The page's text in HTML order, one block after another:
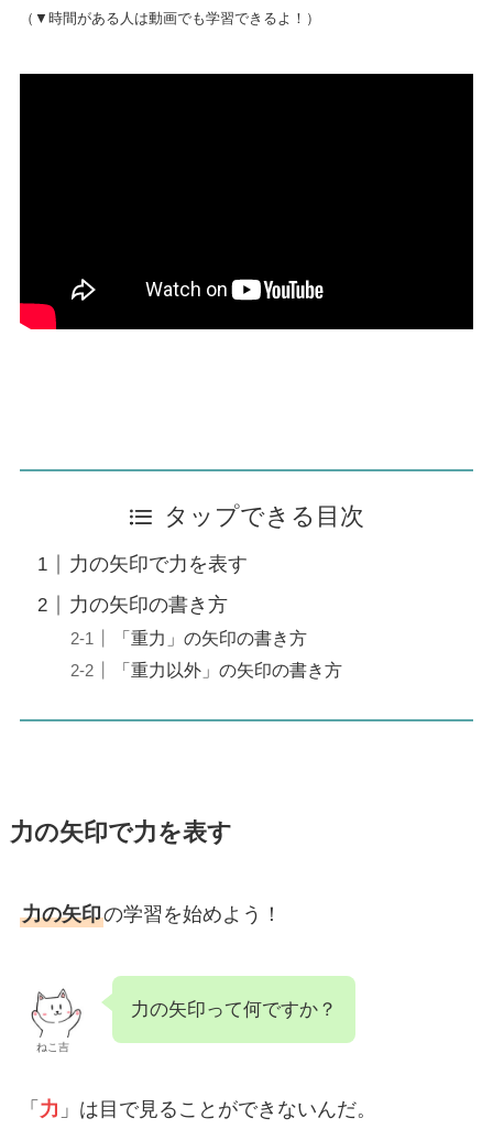
（▼時間がある人は動画でも学習できるよ！）
タップできる目次
力の矢印で力を表す
力の矢印の書き方
「重力」の矢印の書き方
「重力以外」の矢印の書き方
力の矢印で力を表す
力の矢印の学習を始めよう！
ねこ吉
力の矢印って何ですか？
「 力 」は目で見ることができないんだ。